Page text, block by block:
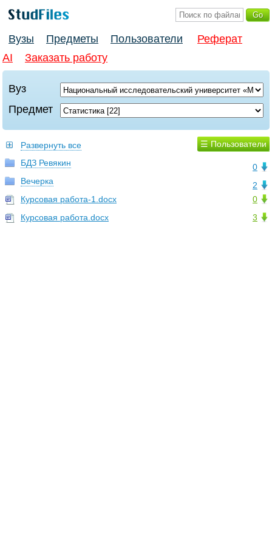
Вузы Предметы Пользователи
Реферат
AI
Заказать работу
Вуз
Предмет
☰ Пользователи
Развернуть все
0
БДЗ Ревякин
2
Вечерка
0
Курсовая работа-1.docx
3
Курсовая работа.docx